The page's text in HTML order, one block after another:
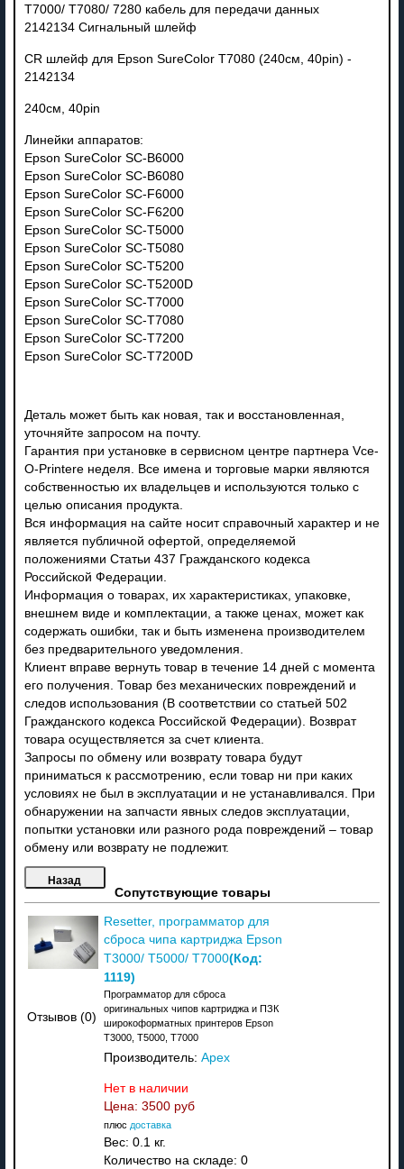
T7000/ T7080/ 7280 кабель для передачи данных
2142134 Сигнальный шлейф
CR шлейф для Epson SureColor T7080 (240см, 40pin) -
2142134
240см, 40pin
Линейки аппаратов:
Epson SureColor SC-B6000
Epson SureColor SC-B6080
Epson SureColor SC-F6000
Epson SureColor SC-F6200
Epson SureColor SC-T5000
Epson SureColor SC-T5080
Epson SureColor SC-T5200
Epson SureColor SC-T5200D
Epson SureColor SC-T7000
Epson SureColor SC-T7080
Epson SureColor SC-T7200
Epson SureColor SC-T7200D
Деталь может быть как новая, так и восстановленная,
уточняйте запросом на почту.
Гарантия при установке в сервисном центре партнера Vce-
O-Printere неделя. Все имена и торговые марки являются
собственностью их владельцев и используются только с
целью описания продукта.
Вся информация на сайте носит справочный характер и не
является публичной офертой, определяемой
положениями Статьи 437 Гражданского кодекса
Российской Федерации.
Информация о товарах, их характеристиках, упаковке,
внешнем виде и комплектации, а также ценах, может как
содержать ошибки, так и быть изменена производителем
без предварительного уведомления.
Клиент вправе вернуть товар в течение 14 дней с момента
его получения. Товар без механических повреждений и
следов использования (В соответствии со статьей 502
Гражданского кодекса Российской Федерации). Возврат
товара осуществляется за счет клиента.
Запросы по обмену или возврату товара будут
приниматься к рассмотрению, если товар ни при каких
условиях не был в эксплуатации и не устанавливался. При
обнаружении на запчасти явных следов эксплуатации,
попытки установки или разного рода повреждений – товар
обмену или возврату не подлежит.
Сопутствующие товары
Отзывов (0)
Resetter, программатор для
сброса чипа картриджа Epson
T3000/ T5000/ T7000(Код:
1119)
Программатор для сброса
оригинальных чипов картриджа и ПЗК
широкоформатных принтеров Epson
T3000, T5000, T7000
Производитель: Apex
Нет в наличии
Цена: 3500 руб
плюс доставка
Вес: 0.1 кг.
Количество на складе: 0